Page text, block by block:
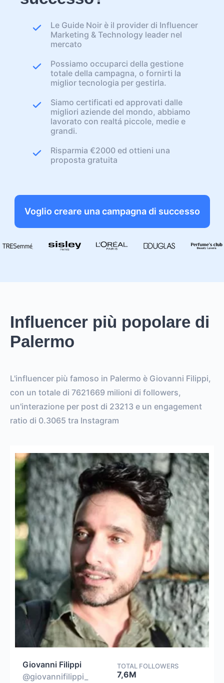
Le Guide Noir è il provider di Influencer
Marketing & Technology leader nel
mercato
Possiamo occuparci della gestione
totale della campagna, o fornirti la
miglior tecnologia per gestirla.
Siamo certificati ed approvati dalle
migliori aziende del mondo, abbiamo
lavorato con realtá piccole, medie e
grandi.
Risparmia €2000 ed ottieni una
proposta gratuita
Voglio creare una campagna di successo
Influencer più popolare di
Palermo
L'influencer più famoso in Palermo è Giovanni Filippi,
con un totale di 7621669 milioni di followers,
un'interazione per post di 23213 e un engagement
ratio di 0.3065 tra Instagram
Giovanni Filippi
@giovannifilippi_
TOTAL FOLLOWERS
7,6M